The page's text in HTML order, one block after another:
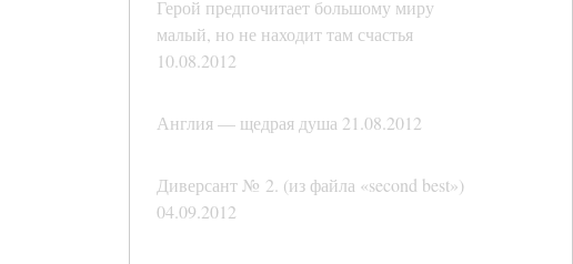
Герой предпочитает большому миру
малый, но не находит там счастья
10.08.2012
Англия — щедрая душа 21.08.2012
Диверсант № 2. (из файла «second best»)
04.09.2012